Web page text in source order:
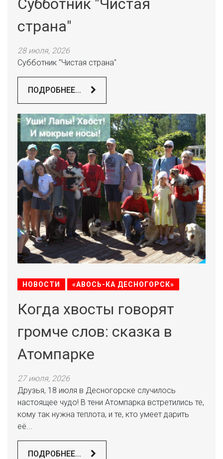
Субботник "Чистая
страна"
28 июля, 2026
Субботник "Чистая страна"
ПОДРОБНЕЕ...
НОВОСТИ «АВОСЬ-КА ДЕСНОГОРСК»
Когда хвосты говорят
громче слов: сказка в
Атомпарке
27 июля, 2026
Друзья, 18 июля в Десногорске случилось
настоящее чудо! В тени Атомпарка встретились те,
кому так нужна теплота, и те, кто умеет дарить
её...
ПОДРОБНЕЕ...